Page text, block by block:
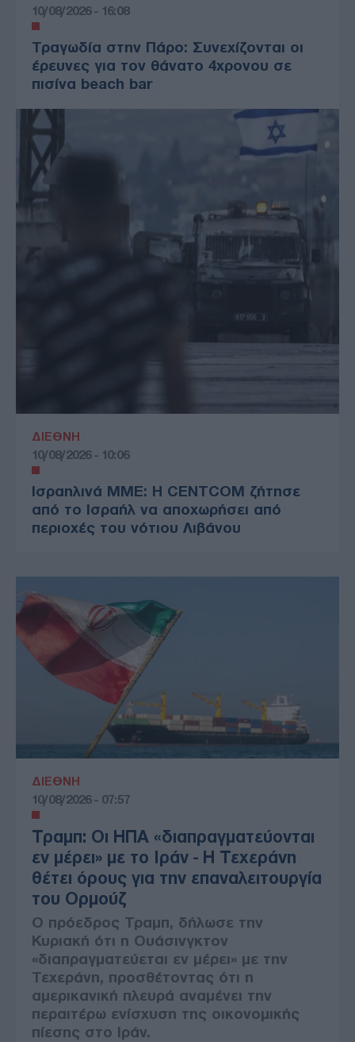
10/08/2026 - 16:08
Τραγωδία στην Πάρο: Συνεχίζονται οι
έρευνες για τον θάνατο 4χρονου σε
πισίνα beach bar
ΔΙΕΘΝΗ
10/08/2026 - 10:06
Ισραηλινά ΜΜΕ: Η CENTCOM ζήτησε
από το Ισραήλ να αποχωρήσει από
περιοχές του νότιου Λιβάνου
ΔΙΕΘΝΗ
10/08/2026 - 07:57
Τραμπ: Οι ΗΠΑ «διαπραγματεύονται
εν μέρει» με το Ιράν - Η Τεχεράνη
θέτει όρους για την επαναλειτουργία
του Ορμούζ
Ο πρόεδρος Τραμπ, δήλωσε την
Κυριακή ότι η Ουάσινγκτον
«διαπραγματεύεται εν μέρει» με την
Τεχεράνη, προσθέτοντας ότι η
αμερικανική πλευρά αναμένει την
περαιτέρω ενίσχυση της οικονομικής
πίεσης στο Ιράν.